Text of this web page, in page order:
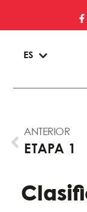
ES
EN
ANTERIOR
ETAPA 1